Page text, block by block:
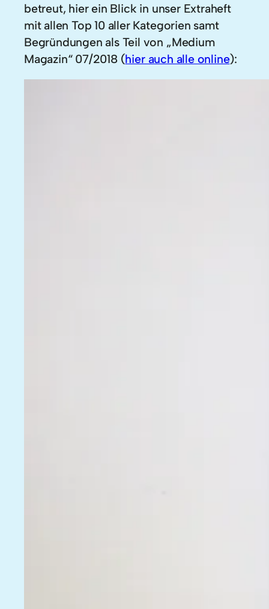
betreut, hier ein Blick in unser Extraheft
mit allen Top 10 aller Kategorien samt
Begründungen als Teil von „Medium
Magazin“ 07/2018 (hier auch alle online):